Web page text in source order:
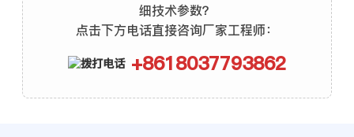
细技术参数？
点击下方电话直接咨询厂家工程师：
+8618037793862